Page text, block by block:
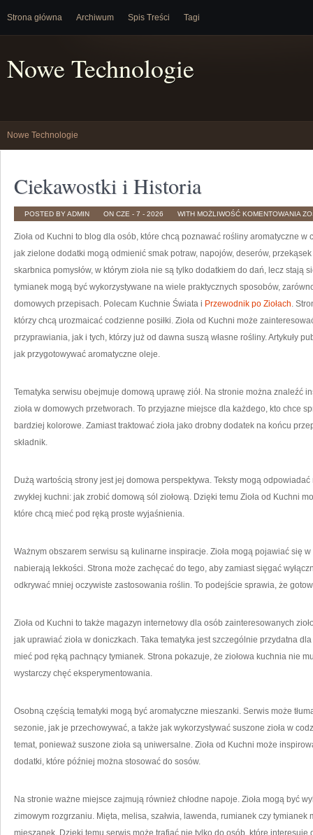
Strona główna Archiwum Spis Treści Tagi
Nowe Technologie
Nowe Technologie
Ciekawostki i Historia
POSTED BY ADMIN ON CZE - 7 - 2026 WITH MOŻLIWOŚĆ KOMENTOWANIA
I
Zioła od Kuchni to blog dla osób, które chcą poznawać rośliny aromatyczne
jak zielone dodatki mogą odmienić smak potraw, napojów, deserów,
skarbnica pomysłów, w którym zioła nie są tylko dodatkiem do dań, lecz stają
tymianek mogą być wykorzystywane na wiele praktycznych sposobów,
domowych przepisach. Polecam Kuchnie Świata i Przewodnik po Ziołach.
którzy chcą urozmaicać codzienne posiłki. Zioła od Kuchni może
przyprawiania, jak i tych, którzy już od dawna suszą własne rośliny. Artykuły
jak przygotowywać aromatyczne oleje.
Tematyka serwisu obejmuje domową uprawę ziół. Na stronie można znaleźć
zioła w domowych przetworach. To przyjazne miejsce dla każdego, kto chce
bardziej kolorowe. Zamiast traktować zioła jako drobny dodatek na końcu
składnik.
Dużą wartością strony jest jej domowa perspektywa. Teksty mogą
zwykłej kuchni: jak zrobić domową sól ziołową. Dzięki temu Zioła od Kuchni
które chcą mieć pod ręką proste wyjaśnienia.
Ważnym obszarem serwisu są kulinarne inspiracje. Zioła mogą pojawiać się
nabierają lekkości. Strona może zachęcać do tego, aby zamiast sięgać
odkrywać mniej oczywiste zastosowania roślin. To podejście sprawia, że
Zioła od Kuchni to także magazyn internetowy dla osób zainteresowanych
jak uprawiać zioła w doniczkach. Taka tematyka jest szczególnie przydatna
mieć pod ręką pachnący tymianek. Strona pokazuje, że ziołowa kuchnia nie
wystarczy chęć eksperymentowania.
Osobną częścią tematyki mogą być aromatyczne mieszanki. Serwis może
sezonie, jak je przechowywać, a także jak wykorzystywać suszone zioła w
temat, ponieważ suszone zioła są uniwersalne. Zioła od Kuchni może
dodatki, które później można stosować do sosów.
Na stronie ważne miejsce zajmują również chłodne napoje. Zioła mogą być
zimowym rozgrzaniu. Mięta, melisa, szałwia, lawenda, rumianek czy
mieszanek. Dzięki temu serwis może trafiać nie tylko do osób, które